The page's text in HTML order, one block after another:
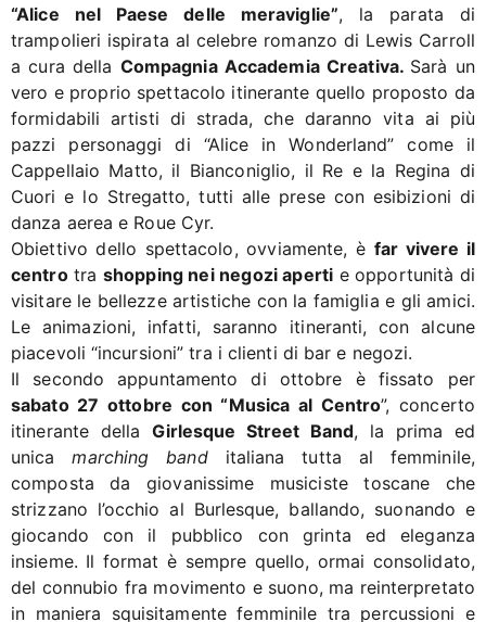
“Alice nel Paese delle meraviglie”, la parata di
trampolieri ispirata al celebre romanzo di Lewis Carroll
a cura della Compagnia Accademia Creativa. Sarà un
vero e proprio spettacolo itinerante quello proposto da
formidabili artisti di strada, che daranno vita ai più
pazzi personaggi di “Alice in Wonderland” come il
Cappellaio Matto, il Bianconiglio, il Re e la Regina di
Cuori e lo Stregatto, tutti alle prese con esibizioni di
danza aerea e Roue Cyr.
Obiettivo dello spettacolo, ovviamente, è far vivere il
centrotrashopping nei negozi apertie opportunità di
visitare le bellezze artistiche con la famiglia e gli amici.
Le animazioni, infatti, saranno itineranti, con alcune
piacevoli “incursioni” tra i clienti di bar e negozi.
Il secondo appuntamento di ottobre è fissato per
sabato 27 ottobre con “Musica al Centro”, concerto
itinerante della Girlesque Street Band, la prima ed
unicamarching banditaliana tutta al femminile,
composta da giovanissime musiciste toscane che
strizzano l’occhio al Burlesque, ballando, suonando e
giocando con il pubblico con grinta ed eleganza
insieme. Il format è sempre quello, ormai consolidato,
del connubio fra movimento e suono, ma reinterpretato
in maniera squisitamente femminile tra percussioni e